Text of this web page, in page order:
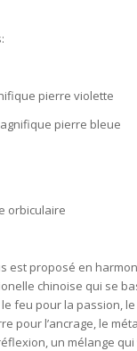
pierre violette
pierre bleue
orbiculaire
est proposé en
chinoise qui se
feu pour la passion,
pour l’ancrage, le
un mélange